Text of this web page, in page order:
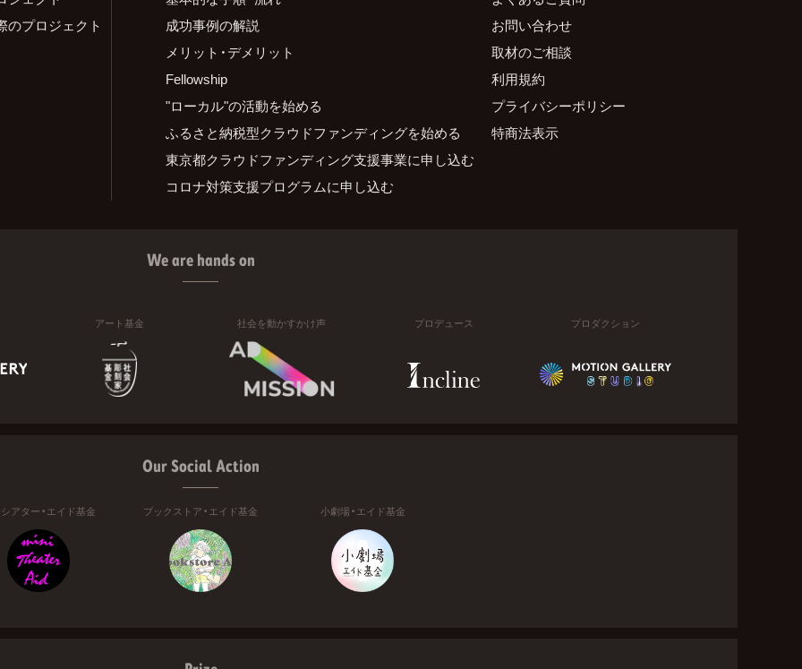
のプロジェクト
成功事例の解説
メリット・デメリット
Fellowship
"ローカル"の活動を始める
ふるさと納税型クラウドファンディングを始める
東京都クラウドファンディング支援事業に申し込む
コロナ対策支援プログラムに申し込む
お問い合わせ
取材のご相談
利用規約
プライバシーポリシー
特商法表示
We are hands on
アート基金 社会を動かすかけ声 プロデュース プロダクション
Our Social Action
アター・エイド基金 ブックストア・エイド基金 小劇場・エイド基金